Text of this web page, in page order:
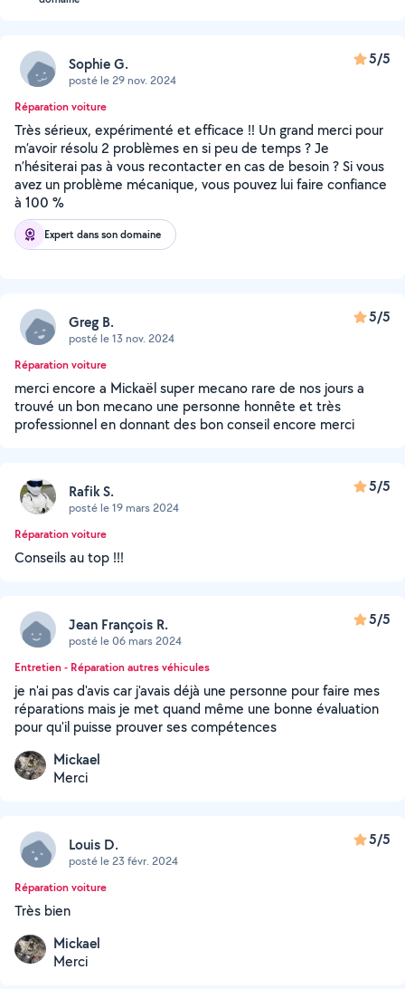
Sophie G.
posté le 29 nov. 2024
5/5
Réparation voiture
Très sérieux, expérimenté et efficace !! Un grand merci pour
m’avoir résolu 2 problèmes en si peu de temps ? Je
n’hésiterai pas à vous recontacter en cas de besoin ? Si vous
avez un problème mécanique, vous pouvez lui faire confiance
à 100 %
Expert dans son domaine
Greg B.
posté le 13 nov. 2024
5/5
Réparation voiture
merci encore a Mickaël super mecano rare de nos jours a
trouvé un bon mecano une personne honnête et très
professionnel en donnant des bon conseil encore merci
Rafik S.
posté le 19 mars 2024
5/5
Réparation voiture
Conseils au top !!!
Jean François R.
posté le 06 mars 2024
5/5
Entretien - Réparation autres véhicules
je n'ai pas d'avis car j'avais déjà une personne pour faire mes
réparations mais je met quand même une bonne évaluation
pour qu'il puisse prouver ses compétences
Mickael
Merci
Louis D.
posté le 23 févr. 2024
5/5
Réparation voiture
Très bien
Mickael
Merci